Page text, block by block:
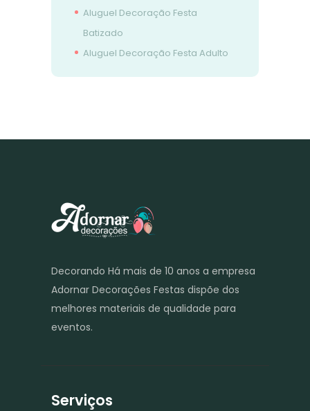
Aluguel Decoração Festa
Batizado
Aluguel Decoração Festa Adulto
Decorando Há mais de 10 anos a empresa
Adornar Decorações Festas dispõe dos
melhores materiais de qualidade para
eventos.
Serviços